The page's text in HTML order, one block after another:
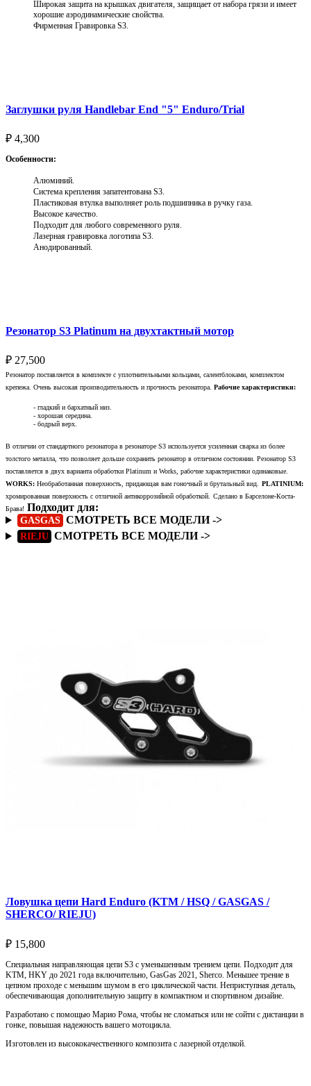
Широкая защита на крышках двигателя, защищает от набора грязи и имеет
хорошие аэродинамические свойства.
Фирменная Гравировка S3.
Заглушки руля Handlebar End "5" Enduro/Trial
₽ 4,300
Особенности:
Алюминий.
Система крепления запатентована S3.
Пластиковая втулка выполняет роль подшипника в ручку газа.
Высокое качество.
Подходит для любого современного руля.
Лазерная гравировка логотипа S3.
Анодированный.
Резонатор S3 Platinum на двухтактный мотор
₽ 27,500
Резонатор поставляется в комплекте с уплотнительными кольцами, салентблоками, комплектом
крепежа. Очень высокая производительность и прочность резонатора. Рабочие характеристики:
- гладкий и бархатный низ.
- хорошая середина.
- бодрый верх.
В отличии от стандартного резонатора в резонаторе S3 используется усиленная сварка из более
толстого металла, что позволяет дольше сохранить резонатор в отличном состоянии. Резонатор S3
поставляется в двух варианта обработки Platinum и Works, рабочие характеристики одинаковые.
WORKS: Необработанная поверхность, придающая вам гоночный и брутальный вид. PLATINIUM:
хромированная поверхность с отличной антикоррозийной обработкой. Сделано в Барселоне-Коста-
Брава! Подходит для:
GASGAS СМОТРЕТЬ ВСЕ МОДЕЛИ ->
RIEJU СМОТРЕТЬ ВСЕ МОДЕЛИ ->
Ловушка цепи Hard Enduro (KTM / HSQ / GASGAS /
SHERCO/ RIEJU)
₽ 15,800
Специальная направляющая цепи S3 с уменьшенным трением цепи. Подходит для
KTM, HKY до 2021 года включительно, GasGas 2021, Sherco. Меньшее трение в
цепном проходе с меньшим шумом в его циклической части. Неприступная деталь,
обеспечивающая дополнительную защиту в компактном и спортивном дизайне.
Разработано с помощью Марио Рома, чтобы не сломаться или не сойти с дистанции в
гонке, повышая надежность вашего мотоцикла.
Изготовлен из высококачественного композита с лазерной отделкой.